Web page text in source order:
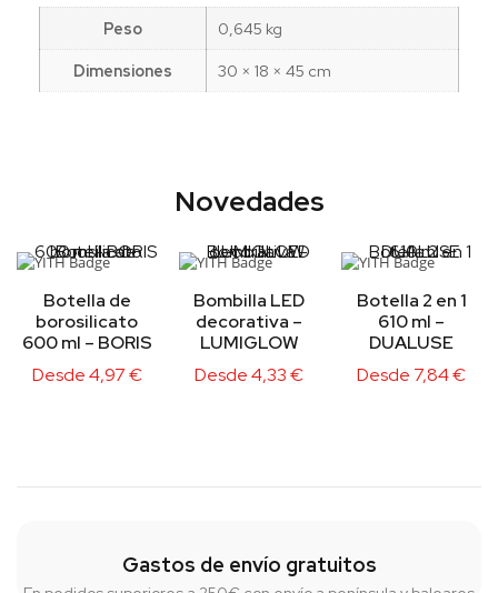
Peso
0,645 kg
Dimensiones
30 × 18 × 45 cm
Novedades
Botella de
borosilicato
600 ml – BORIS
Desde4,97€
Bombilla LED
decorativa –
LUMIGLOW
Desde4,33€
Botella 2 en 1
610 ml –
DUALUSE
Desde 7,84€
Gastos de envío gratuitos